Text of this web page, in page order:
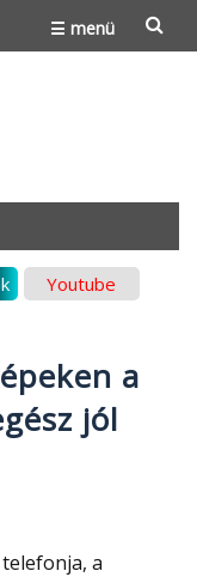
☰ menü
Youtube
a
jól
a